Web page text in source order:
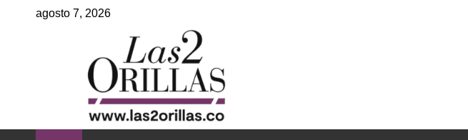
agosto 7, 2026